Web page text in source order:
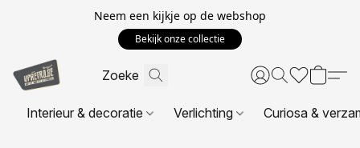
Neem een kijkje op de webshop
Bekijk onze collectie
Interieur & decoratie Verlichting Curiosa &